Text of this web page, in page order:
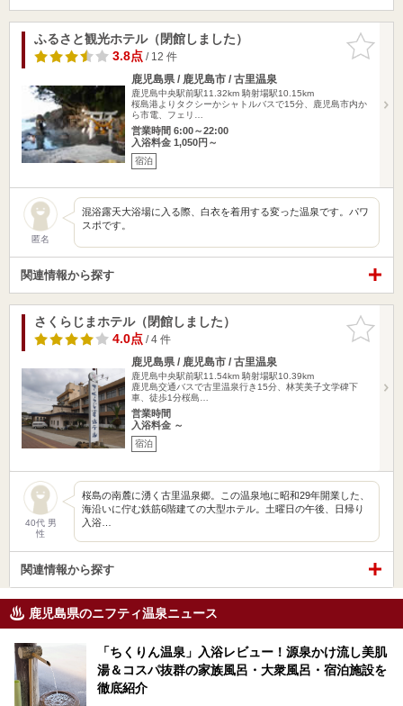
お気に入
りに追加
ふるさと観光ホテル（閉館しました）
3.8点/ 12 件
鹿児島県 / 鹿児島市 / 古里温泉
鹿児島中央駅前駅11.32km 騎射場駅10.15km
桜島港よりタクシーかシャトルバスで15分、鹿児島市内か
ら市電、フェリ…
営業時間 6:00～22:00
入浴料金 1,050円～
宿泊
匿名
混浴露天大浴場に入る際、白衣を着用する変った温泉です。パワ
スポです。
関連情報から探す
お気に入
りに追加
さくらじまホテル（閉館しました）
4.0点/ 4 件
鹿児島県 / 鹿児島市 / 古里温泉
鹿児島中央駅前駅11.54km 騎射場駅10.39km
鹿児島交通バスで古里温泉行き15分、林芙美子文学碑下
車、徒歩1分桜島…
営業時間
入浴料金 ～
宿泊
40代 男
性
桜島の南麓に湧く古里温泉郷。この温泉地に昭和29年開業した、
海沿いに佇む鉄筋6階建ての大型ホテル。土曜日の午後、日帰り
入浴…
関連情報から探す
鹿児島県のニフティ温泉ニュース
「ちくりん温泉」入浴レビュー！源泉かけ流し美肌
湯＆コスパ抜群の家族風呂・大衆風呂・宿泊施設を
徹底紹介